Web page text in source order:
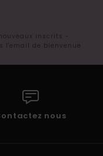
inscrits -
l'email de bienvenue
nous